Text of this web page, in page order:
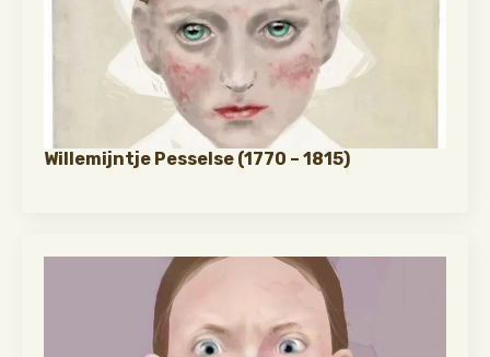
Willemijntje Pesselse (1770 – 1815)